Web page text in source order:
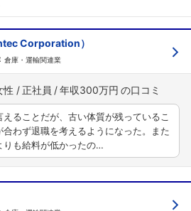
Corporation）
倉庫・運輸関連業
性 正社員 年収300万円
ることだが、古い体質が残っているこ
合わず退職を考えるようになった。また
りも給料が低かったの…